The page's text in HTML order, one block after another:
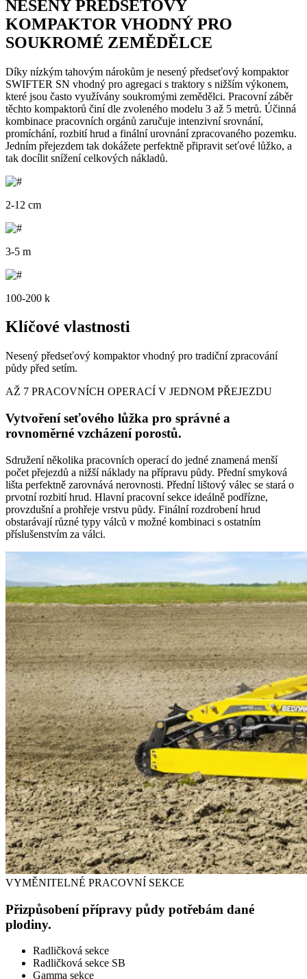
NESENÝ PŘEDSEŤOVÝ
KOMPAKTOR VHODNÝ PRO
SOUKROMÉ ZEMĚDĚLCE
Díky nízkým tahovým nárokům je nesený předseťový kompaktor
SWIFTER SN vhodný pro agregaci s traktory s nižším výkonem,
které jsou často využívány soukromými zemědělci. Pracovní záběr
těchto kompaktorů činí dle zvoleného modelu 3 až 5 metrů. Účinná
kombinace pracovních orgánů zaručuje intenzivní srovnání,
promíchání, rozbití hrud a finální urovnání zpracovaného pozemku.
Jedním přejezdem tak dokážete perfektně připravit seťové lůžko, a
tak docílit snížení celkových nákladů.
2-12 cm
3-5 m
100-200 k
Klíčové vlastnosti
Nesený předseťový kompaktor vhodný pro tradiční zpracování
půdy před setím.
AŽ 7 PRACOVNÍCH OPERACÍ V JEDNOM PŘEJEZDU
Vytvoření seťového lůžka pro správné a
rovnoměrné vzcházení porostů.
Sdružení několika pracovních operací do jedné znamená menší
počet přejezdů a nižší náklady na přípravu půdy. Přední smyková
lišta perfektně zarovnává nerovnosti. Přední lištový válec se stará o
prvotní rozbití hrud. Hlavní pracovní sekce ideálně podřízne,
provzdušní a prohřeje vrstvu půdy. Finální rozdrobení hrud
obstarávají různé typy válců v možné kombinaci s ostatním
příslušenstvím za válci.
VYMĚNITELNÉ PRACOVNÍ SEKCE
Přizpůsobení přípravy půdy potřebám dané
plodiny.
Radličková sekce
Radličková sekce SB
Gamma sekce